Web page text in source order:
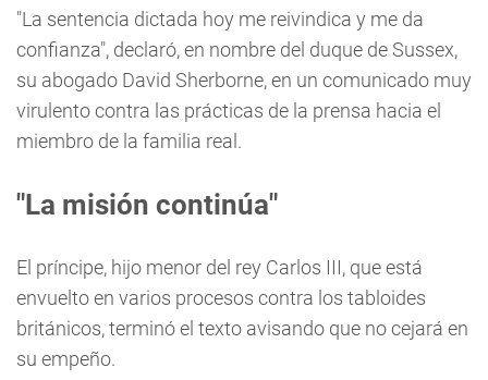
"La sentencia dictada hoy me reivindica y me da
confianza", declaró, en nombre del duque de Sussex,
su abogado David Sherborne, en un comunicado muy
virulento contra las prácticas de la prensa hacia el
miembro de la familia real.
"La misión continúa"
El príncipe, hijo menor del rey Carlos III, que está
envuelto en varios procesos contra los tabloides
británicos, terminó el texto avisando que no cejará en
su empeño.